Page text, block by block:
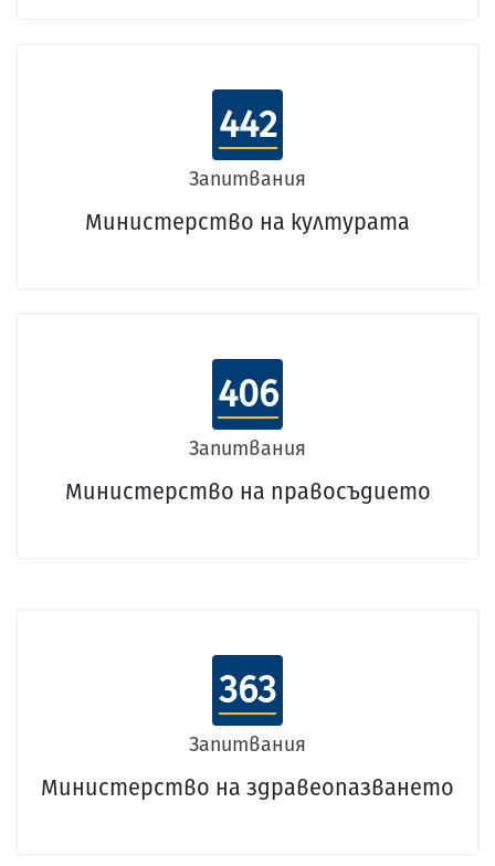
442
Запитвания
Министерство на културата
406
Запитвания
Министерство на правосъдието
363
Запитвания
Министерство на здравеопазването